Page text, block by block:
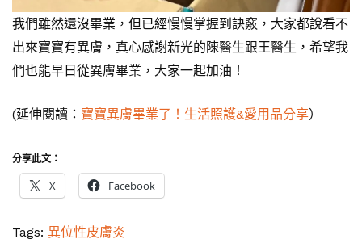
我們雖然還沒畢業，但已經慢慢掌握到訣竅，大家都說看不
出來寶寶有異膚，真心感謝新光的陳醫生跟王醫生，希望我
們也能早日從異膚畢業，大家一起加油！
(延伸閱讀： 寶寶異膚畢業了！生活照護&愛用品分享）
分享此文：
X Facebook
Tags: 異位性皮膚炎